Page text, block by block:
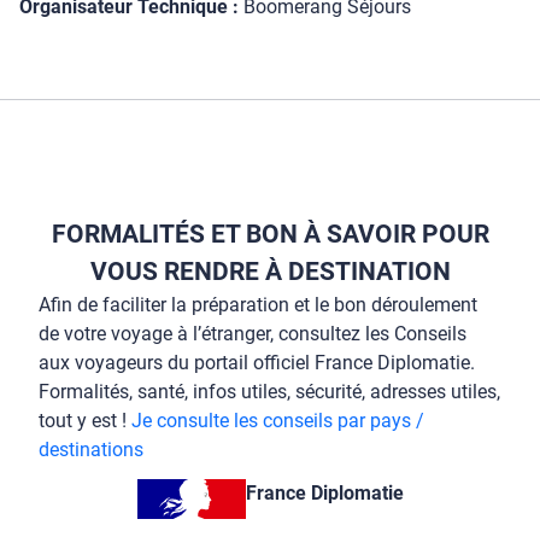
Organisateur Technique : Boomerang Séjours
FORMALITÉS ET BON À SAVOIR POUR
VOUS RENDRE À DESTINATION
Afin de faciliter la préparation et le bon déroulement
de votre voyage à l’étranger, consultez les Conseils
aux voyageurs du portail officiel France Diplomatie.
Formalités, santé, infos utiles, sécurité, adresses utiles,
tout y est ! Je consulte les conseils par pays /
destinations
France Diplomatie